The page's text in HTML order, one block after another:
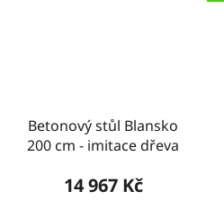
Betonový stůl Blansko
200 cm - imitace dřeva
14 967 Kč